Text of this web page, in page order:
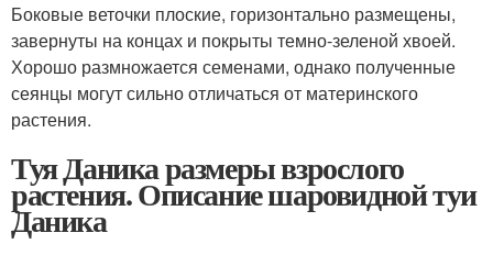
Боковые веточки плоские, горизонтально размещены,
завернуты на концах и покрыты темно-зеленой хвоей.
Хорошо размножается семенами, однако полученные
сеянцы могут сильно отличаться от материнского
растения.
Туя Даника размеры взрослого
растения. Описание шаровидной туи
Даника